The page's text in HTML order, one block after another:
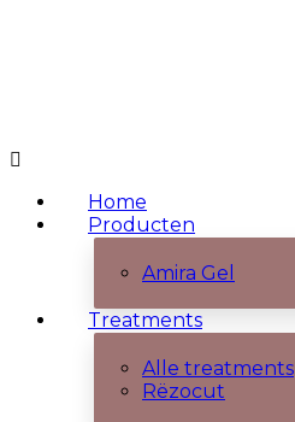
Home
Producten
Amira Gel
Treatments
Alle treatments
Rëzocut